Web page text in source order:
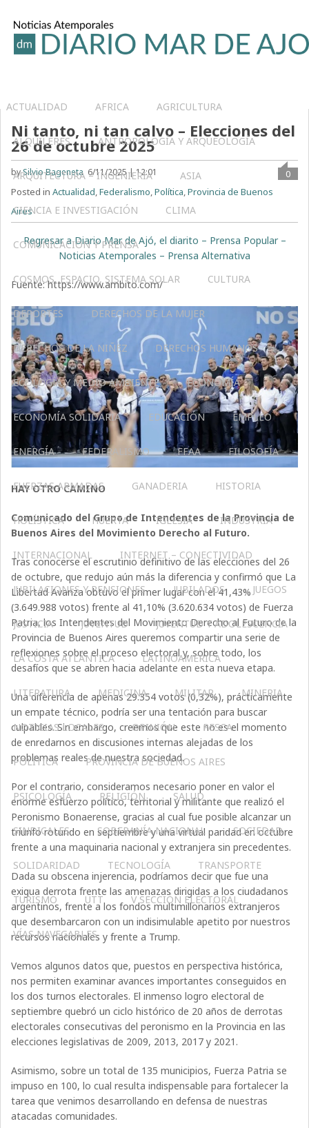
ACTUALIDAD AFRICA AGRICULTURA
ALQUILERES ANTROPOLOGÍA Y ARQUEOLOGÍA
ARQUITECTURA – INGENIERIA ASIA
CIENCIA E INVESTIGACIÓN CLIMA
COMUNICACIÓN Y PRENSA
COSMOS, ESPACIO, SISTEMA SOLAR CULTURA
DEPORTES DERECHOS DE LA MUJER
DERECHOS DE LA NIÑEZ DERECHOS HUMANOS
ECOLOGÍA Y MEDIO AMBIENTE ECONOMÍA
ECONOMÍA SOLIDARIA EDUCACIÓN EMPLEO
ENERGÍA FEDERALISMO FFAA FILOSOFÍA
FUERZAS ARMADAS GANADERIA HISTORIA
HOLÍSTICA HUERTA IGLESIA INDUSTRIA
INTERNACIONAL INTERNET – CONECTIVIDAD
JUBILACIONES Y PENSIONES JUBILADOS JUEGOS
JUSTICIA JUVENTUD JUVENTUD Y ADOLESCENCIA
LA COSTA ATLÁNTICA LATINOAMERICA
LITERATURA MEDICINA MILITAR MINERIA
NOTICIAS LOCALES OPINIÓN PESCA
POLÍTICA PROVINCIA DE BUENOS AIRES
PSICOLOGÍA RELIGIÓN SALUD
SINDICALES SOBERANÍA NACIONAL SOCIEDAD
SOLIDARIDAD TECNOLOGÍA TRANSPORTE
TURISMO UTT V SECCIÓN ELECTORAL
VÍAS NAVEGABLES
Ni tanto, ni tan calvo – Elecciones del
26 de octubre 2025
bySilvio Bageneta 6/11/2025 | 12:01
0
Posted inActualidad,Federalismo,Política,Provincia de Buenos
Aires
Regresar a Diario Mar de Ajó, el diarito – Prensa Popular –
Noticias Atemporales – Prensa Alternativa
Fuente: https://www.ambito.com/
HAY OTRO CAMINO
Comunicado del Grupo de Intendentes de la Provincia de
Buenos Aires del Movimiento Derecho al Futuro.
Tras conocerse el escrutinio definitivo de las elecciones del 26
de octubre, que redujo aún más la diferencia y confirmó que La
Libertad Avanza obtuvo el primer lugar con el 41,43%
(3.649.988 votos) frente al 41,10% (3.620.634 votos) de Fuerza
Patria, los Intendentes del Movimiento Derecho al Futuro de la
Provincia de Buenos Aires queremos compartir una serie de
reflexiones sobre el proceso electoral y, sobre todo, los
desafíos que se abren hacia adelante en esta nueva etapa.
Una diferencia de apenas 29.354 votos (0,32%), prácticamente
un empate técnico, podría ser una tentación para buscar
culpables. Sin embargo, creemos que este no es el momento
de enredarnos en discusiones internas alejadas de los
problemas reales de nuestra sociedad.
Por el contrario, consideramos necesario poner en valor el
enorme esfuerzo político, territorial y militante que realizó el
Peronismo Bonaerense, gracias al cual fue posible alcanzar un
triunfo rotundo en septiembre y una virtual paridad en octubre
frente a una maquinaria nacional y extranjera sin precedentes.
Dada su obscena injerencia, podríamos decir que fue una
exigua derrota frente las amenazas dirigidas a los ciudadanos
argentinos, frente a los fondos multimillonarios extranjeros
que desembarcaron con un indisimulable apetito por nuestros
recursos nacionales y frente a Trump.
Vemos algunos datos que, puestos en perspectiva histórica,
nos permiten examinar avances importantes conseguidos en
los dos turnos electorales. El inmenso logro electoral de
septiembre quebró un ciclo histórico de 20 años de derrotas
electorales consecutivas del peronismo en la Provincia en las
elecciones legislativas de 2009, 2013, 2017 y 2021.
Asimismo, sobre un total de 135 municipios, Fuerza Patria se
impuso en 100, lo cual resulta indispensable para fortalecer la
tarea que venimos desarrollando en defensa de nuestras
atacadas comunidades.